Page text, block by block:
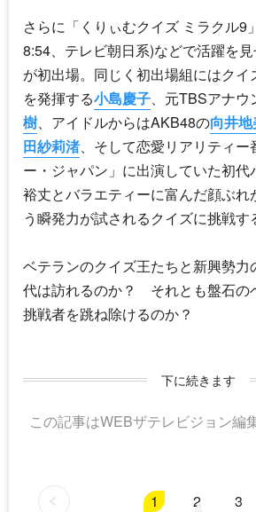
さらに「くりぃむクイズ ミラクル9
8:54、テレビ朝日系)などで活躍を見
が初出場。同じく初出場組にはクイ
を発揮する小島慶子 、元TBSアナ
樹 、アイドルからはAKB48の向井
田紗莉渚、そして恋愛リアリティー
ー・ジャパン」に出演していた初代
裕丈とバラエティーに富んだ顔ぶれ
う瞬発力が試されるクイズに挑戦す
ベテランのクイズ王たちと新興勢力
代は訪れるのか？ それとも盤石の
挑戦者を跳ね除けるのか？
下に続きます
この記事はWEBザテレビジョン編
1 2 3